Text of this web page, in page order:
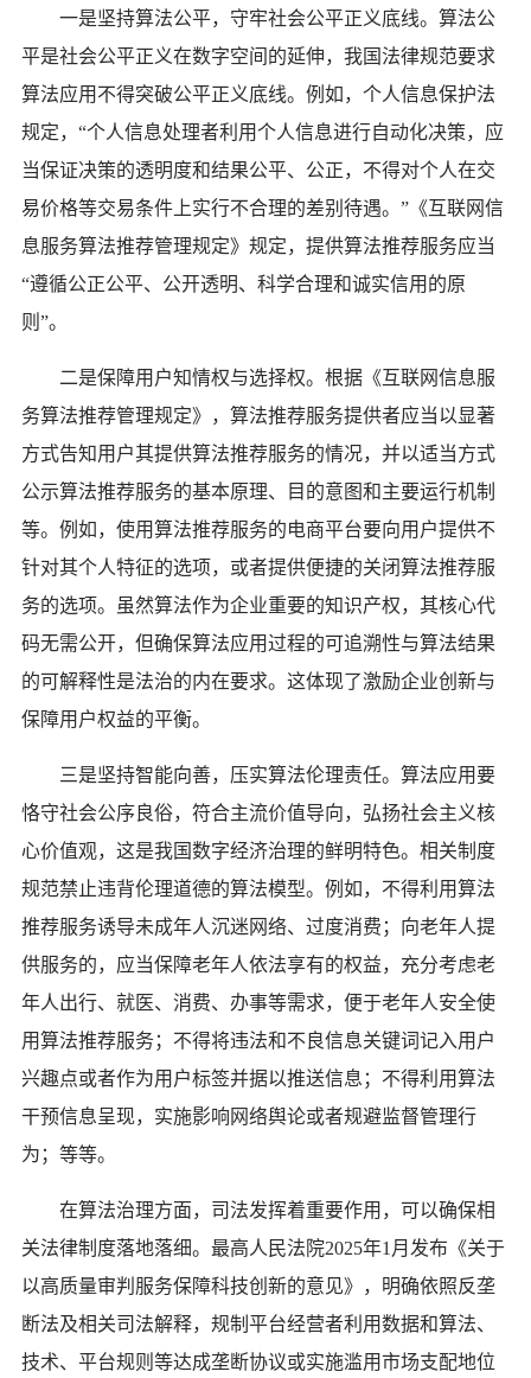
一是坚持算法公平，守牢社会公平正义底线。算法公
平是社会公平正义在数字空间的延伸，我国法律规范要求
算法应用不得突破公平正义底线。例如，个人信息保护法
规定，“个人信息处理者利用个人信息进行自动化决策，应
当保证决策的透明度和结果公平、公正，不得对个人在交
易价格等交易条件上实行不合理的差别待遇。”《互联网信
息服务算法推荐管理规定》规定，提供算法推荐服务应当
“遵循公正公平、公开透明、科学合理和诚实信用的原
则”。
二是保障用户知情权与选择权。根据《互联网信息服
务算法推荐管理规定》，算法推荐服务提供者应当以显著
方式告知用户其提供算法推荐服务的情况，并以适当方式
公示算法推荐服务的基本原理、目的意图和主要运行机制
等。例如，使用算法推荐服务的电商平台要向用户提供不
针对其个人特征的选项，或者提供便捷的关闭算法推荐服
务的选项。虽然算法作为企业重要的知识产权，其核心代
码无需公开，但确保算法应用过程的可追溯性与算法结果
的可解释性是法治的内在要求。这体现了激励企业创新与
保障用户权益的平衡。
三是坚持智能向善，压实算法伦理责任。算法应用要
恪守社会公序良俗，符合主流价值导向，弘扬社会主义核
心价值观，这是我国数字经济治理的鲜明特色。相关制度
规范禁止违背伦理道德的算法模型。例如，不得利用算法
推荐服务诱导未成年人沉迷网络、过度消费；向老年人提
供服务的，应当保障老年人依法享有的权益，充分考虑老
年人出行、就医、消费、办事等需求，便于老年人安全使
用算法推荐服务；不得将违法和不良信息关键词记入用户
兴趣点或者作为用户标签并据以推送信息；不得利用算法
干预信息呈现，实施影响网络舆论或者规避监督管理行
为；等等。
在算法治理方面，司法发挥着重要作用，可以确保相
关法律制度落地落细。最高人民法院2025年1月发布《关于
以高质量审判服务保障科技创新的意见》，明确依照反垄
断法及相关司法解释，规制平台经营者利用数据和算法、
技术、平台规则等达成垄断协议或实施滥用市场支配地位